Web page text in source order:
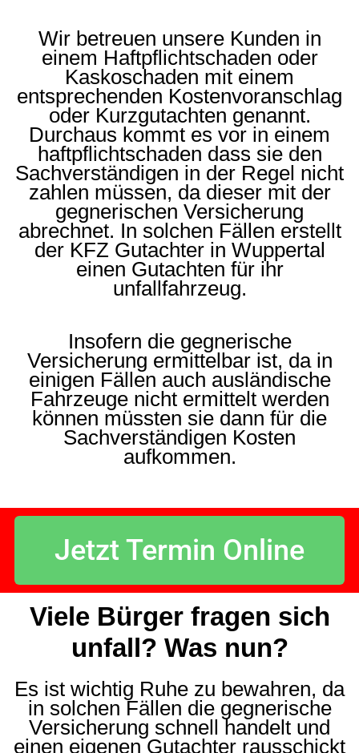
Wir betreuen unsere Kunden in
einem Haftpflichtschaden oder
Kaskoschaden mit einem
entsprechenden Kostenvoranschlag
oder Kurzgutachten genannt.
Durchaus kommt es vor in einem
haftpflichtschaden dass sie den
Sachverständigen in der Regel nicht
zahlen müssen, da dieser mit der
gegnerischen Versicherung
abrechnet. In solchen Fällen erstellt
der KFZ Gutachter in Wuppertal
einen Gutachten für ihr
unfallfahrzeug.
Insofern die gegnerische
Versicherung ermittelbar ist, da in
einigen Fällen auch ausländische
Fahrzeuge nicht ermittelt werden
können müssten sie dann für die
Sachverständigen Kosten
aufkommen.
Jetzt Termin Online
Viele Bürger fragen sich
unfall? Was nun?
Es ist wichtig Ruhe zu bewahren, da
in solchen Fällen die gegnerische
Versicherung schnell handelt und
einen eigenen Gutachter rausschickt